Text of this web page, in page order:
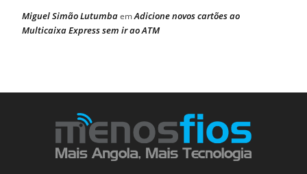
Miguel Simão LutumbaemAdicione novos cartões ao
Multicaixa Express sem ir ao ATM